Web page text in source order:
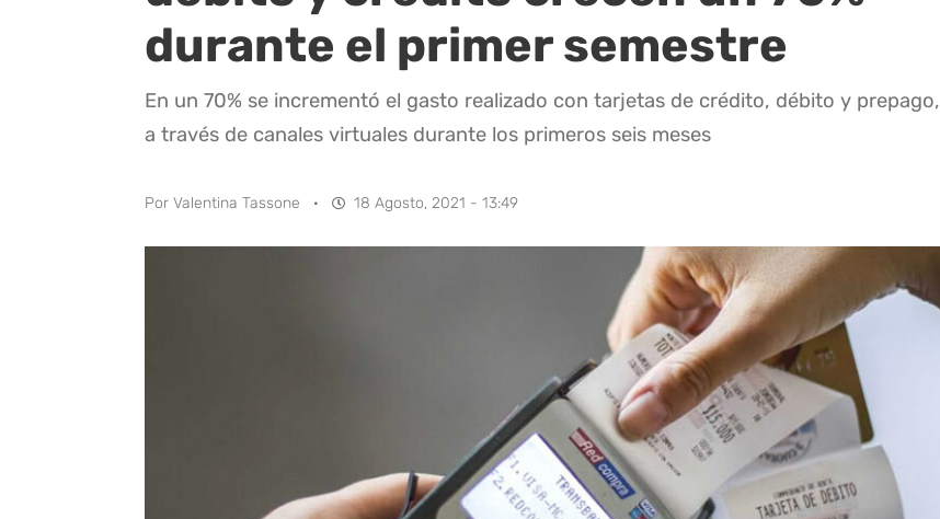
durante el primer semestre
En un 70% se incrementó el gasto realizado con tarjetas de crédito, débito y prepago,
a través de canales virtuales durante los primeros seis meses
Por Valentina Tassone · 18 Agosto, 2021 - 13:49